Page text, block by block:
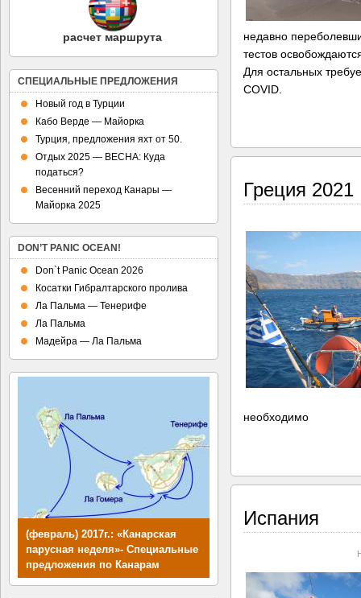
недавно
тестов
Для остальных
COVID.
Греция 2021
необходимо
Испания
расчет маршрута
СПЕЦИАЛЬНЫЕ ПРЕДЛОЖЕНИЯ
Новый год в Турции
Кабо Верде — Майорка
Турция, предложения яхт от 50.
Отдых 2025 — ВЕСНА: Куда
податься?
Весенний переход Канары —
Майорка 2025
DON’T PANIC OCEAN!
Don`t Panic Ocean 2026
Косатки Гибралтарского пролива
Ла Пальма — Тенерифе
Ла Пальма
Мадейра — Ла Пальма
(февраль) 2017г.: «Канарская
парусная неделя»- Специальные
предложения по Канарам